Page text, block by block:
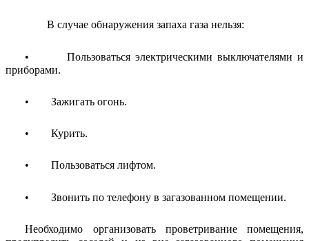
В случае обнаружения запаха газа нельзя:
• Пользоваться электрическими выключателями и
приборами.
• Зажигать огонь.
• Курить.
• Пользоваться лифтом.
• Звонить по телефону в загазованном помещении.
Необходимо организовать проветривание помещения,